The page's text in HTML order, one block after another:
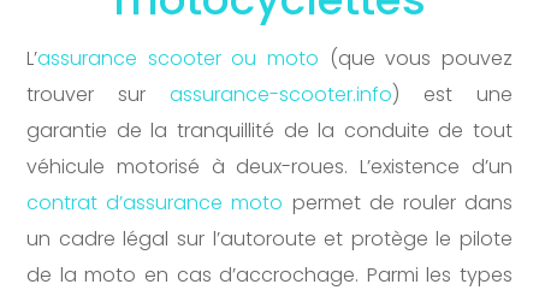
L’assurance scooter ou moto (que vous pouvez
trouver sur assurance-scooter.info) est une
garantie de la tranquillité de la conduite de tout
véhicule motorisé à deux-roues. L’existence d’un
contrat d’assurance moto permet de rouler dans
un cadre légal sur l’autoroute et protège le pilote
de la moto en cas d’accrochage. Parmi les types